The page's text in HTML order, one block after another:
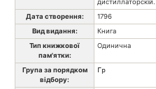
Дата створення:
1796
Вид видання:
Книга
Тип книжкової
пам'ятки:
Одинична
Група за порядком
відбору:
Гр